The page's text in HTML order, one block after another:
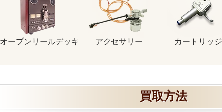
オープンリールデッキ アクセサリー カートリッジ
買取方法